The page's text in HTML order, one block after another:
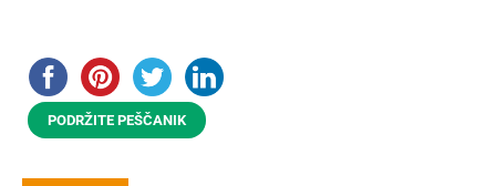
PODRŽITE PEŠČANIK